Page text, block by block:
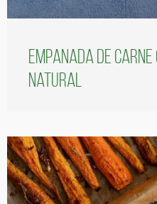
Empanada de
natural